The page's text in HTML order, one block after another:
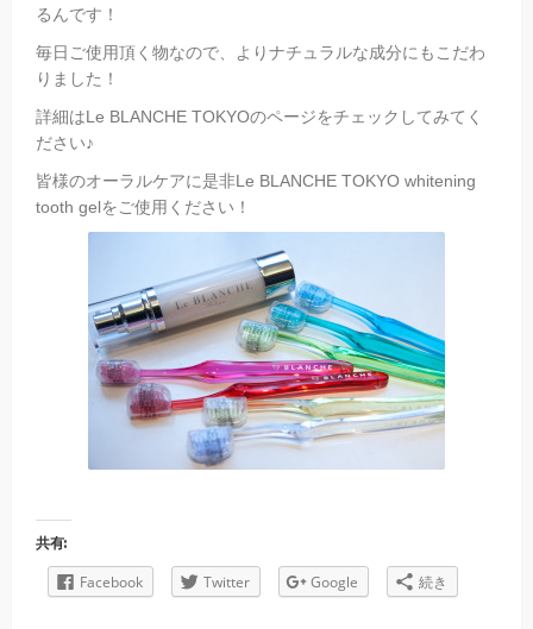
るんです！
毎日ご使用頂く物なので、よりナチュラルな成分にもこだわ
りました！
詳細はLe BLANCHE TOKYOのページをチェックしてみてく
ださい♪
皆様のオーラルケアに是非Le BLANCHE TOKYO whitening
tooth gelをご使用ください！
共有:
Facebook Twitter Google 続き